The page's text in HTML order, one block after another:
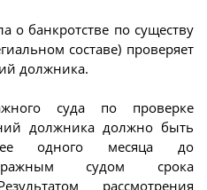
о банкротстве по существу
составе) проверяет
должника.
суда по проверке
должника должно быть
одного месяца до
судом срока
рассмотрения